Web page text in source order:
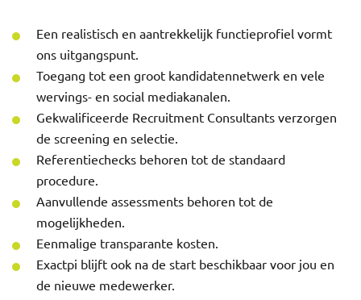
Een realistisch en aantrekkelijk functieprofiel vormt
ons uitgangspunt.
Toegang tot een groot kandidatennetwerk en vele
wervings- en social mediakanalen.
Gekwalificeerde Recruitment Consultants verzorgen
de screening en selectie.
Referentiechecks behoren tot de standaard
procedure.
Aanvullende assessments behoren tot de
mogelijkheden.
Eenmalige transparante kosten.
Exactpi blijft ook na de start beschikbaar voor jou en
de nieuwe medewerker.